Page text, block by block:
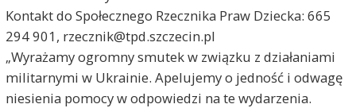
Kontakt do Społecznego Rzecznika Praw Dziecka: 665
294 901, rzecznik@tpd.szczecin.pl
„Wyrażamy ogromny smutek w związku z działaniami
militarnymi w Ukrainie. Apelujemy o jedność i odwagę
niesienia pomocy w odpowiedzi na te wydarzenia.